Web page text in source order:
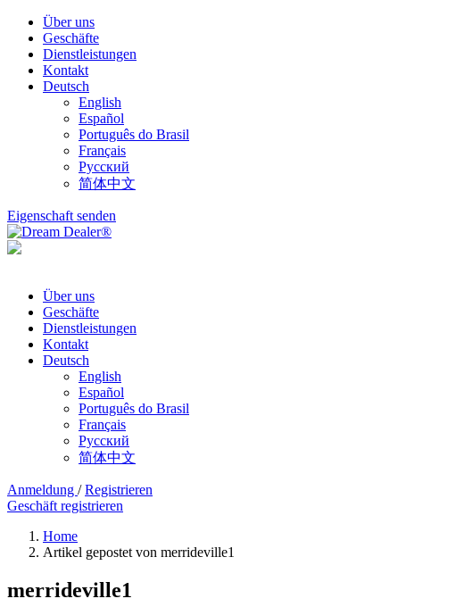
Über uns
Geschäfte
Dienstleistungen
Kontakt
Deutsch
English
Español
Português do Brasil
Français
Русский
简体中文
Eigenschaft senden
Über uns
Geschäfte
Dienstleistungen
Kontakt
Deutsch
English
Español
Português do Brasil
Français
Русский
简体中文
Anmeldung /Registrieren
Geschäft registrieren
Home
Artikel gepostet von merrideville1
merrideville1